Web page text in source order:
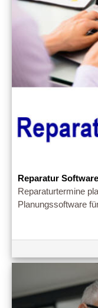
Reparatur
Reparaturtermine
Planungssoftware